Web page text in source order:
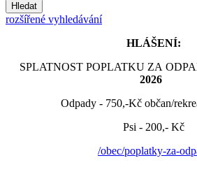
Hledat
rozšířené vyhledávání
HLÁŠENÍ:
SPLATNOST POPLATKU ZA
2026
Odpady - 750,-Kč občan/
Psi - 200,- Kč
/obec/poplatky-za-